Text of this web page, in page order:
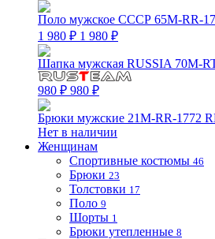
Поло мужское СССР 65M-RR-
1 980 ₽ 1 980 ₽
Шапка мужская RUSSIA 70M-
980 ₽ 980 ₽
Брюки мужские 21M-RR-1772
Нет в наличии
Женщинам
Спортивные костюмы 46
Брюки 23
Толстовки 17
Поло 9
Шорты 1
Брюки утепленные 8